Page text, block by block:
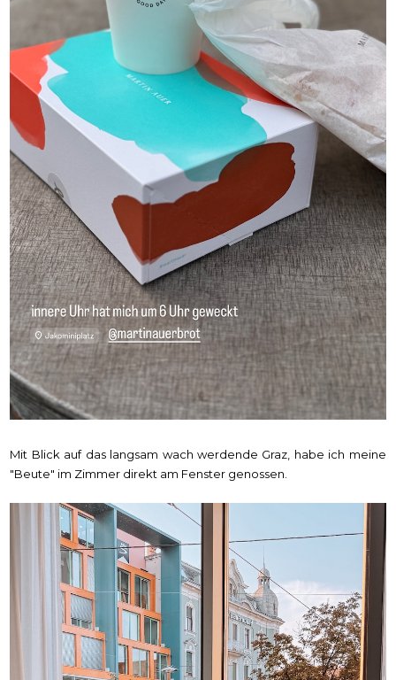
Mit Blick auf das langsam wach werdende Graz, habe ich meine
"Beute" im Zimmer direkt am Fenster genossen.